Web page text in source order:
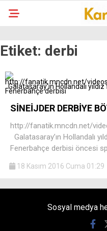
Etiket: derbi
SİNEİJDER DERBİYE
http://fanatik.mncdn.net/
Galatasaray’ın Hollandalı
Fenerbahçe derbisi öncesi
18 Kasım 2016 Cuma 01:29
Sosyal medya